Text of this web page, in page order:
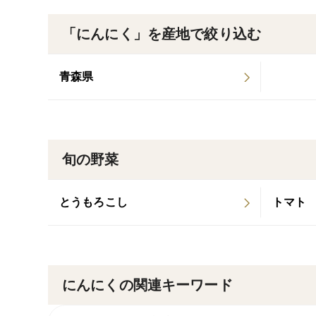
「にんにく」を産地で絞り込む
青森県
旬の野菜
とうもろこし トマト
にんにくの関連キーワード